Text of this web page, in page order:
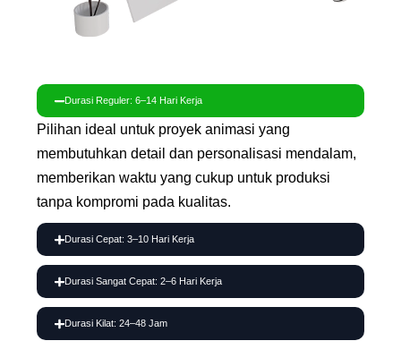
Durasi Reguler: 6–14 Hari Kerja
Pilihan ideal untuk proyek animasi yang
membutuhkan detail dan personalisasi mendalam,
memberikan waktu yang cukup untuk produksi
tanpa kompromi pada kualitas.
Durasi Cepat: 3–10 Hari Kerja
Durasi Sangat Cepat: 2–6 Hari Kerja
Durasi Kilat: 24–48 Jam